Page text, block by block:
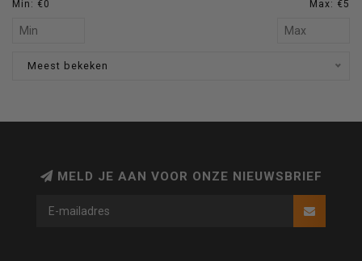
Min: €0 Max: €5
Meest bekeken
MELD JE AAN VOOR ONZE NIEUWSBRIEF